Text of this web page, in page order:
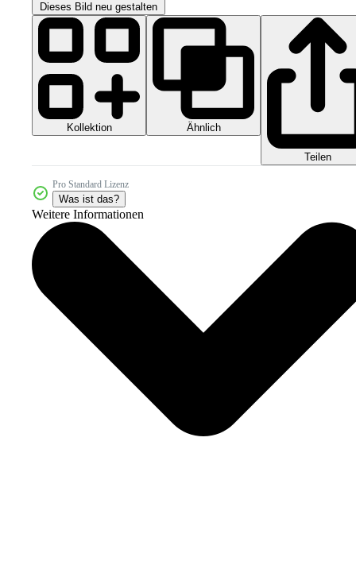
Dieses Bild neu gestalten
Kollektion Ähnlich
Teilen
Pro Standard Lizenz
Was ist das?
Weitere Informationen